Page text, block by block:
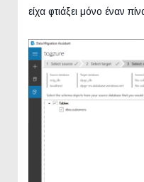
είχα φτιάξει μόνο έναν